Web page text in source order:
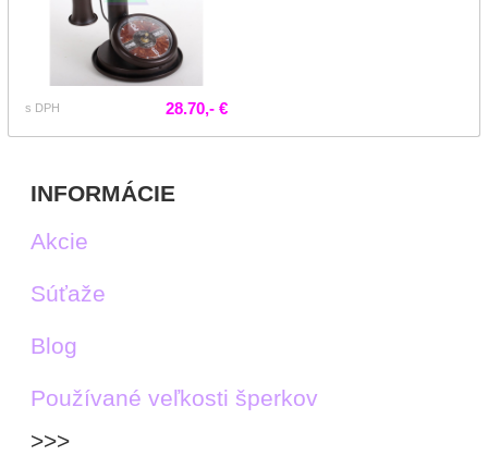
s DPH 28.70,- €
INFORMÁCIE
Akcie
Súťaže
Blog
Používané veľkosti šperkov
>>>